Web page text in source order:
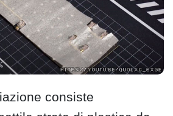
consiste